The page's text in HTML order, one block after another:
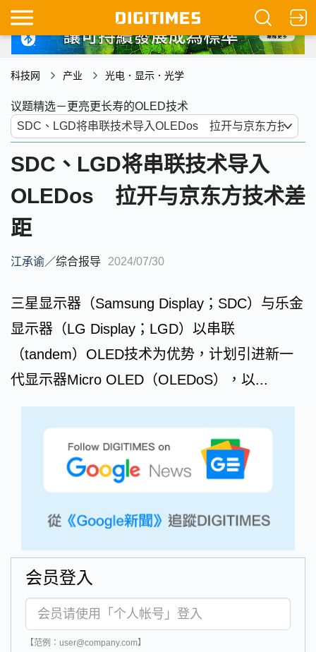
科技网 产业 光电．显示．光学
议题精选－更亮更长寿的OLED技术
SDC、LGD将串联技术导入
OLEDos 拉开与京东方技术差
距
江承谕／综合报导 2024/07/30
三星显示器（Samsung Display；SDC）与乐金
显示器（LG Display；LGD）以串联
（tandem）OLED技术为优势，计划引进新一
代显示器Micro OLED（OLEDoS），以...
会员登入
【范例：user@company.com】